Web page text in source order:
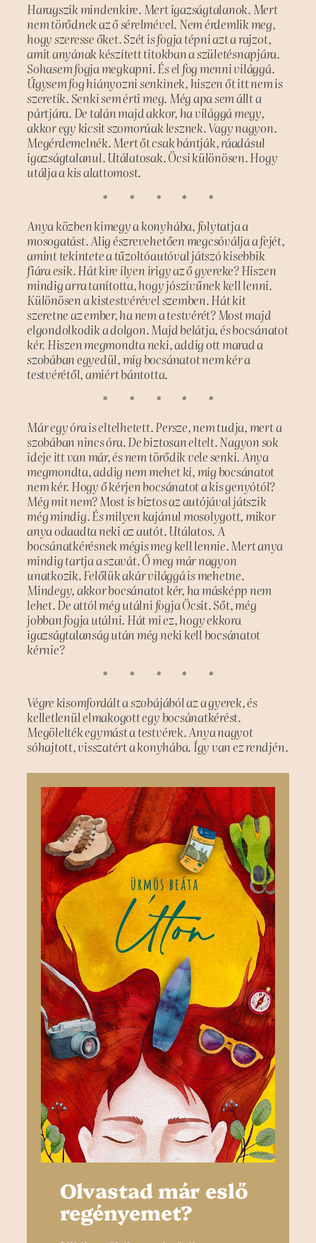
Haragszik mindenkire. Mert igazságtalanok. Mert
nem törődnek az ő sérelmével. Nem érdemlik meg,
hogy szeresse őket. Szét is fogja tépni azt a rajzot,
amit anyának készített titokban a születésnapjára.
Sohasem fogja megkapni. És el fog menni világgá.
Úgysem fog hiányozni senkinek, hiszen őt itt nem is
szeretik. Senki sem érti meg. Még apa sem állt a
pártjára. De talán majd akkor, ha világgá megy,
akkor egy kicsit szomorúak lesznek. Vagy nagyon.
Megérdemelnék. Mert őt csak bántják, ráadásul
igazságtalanul. Utálatosak. Öcsi különösen. Hogy
utálja a kis alattomost.
* * * * *
Anya közben kimegy a konyhába, folytatja a
mosogatást. Alig észrevehetően megcsóválja a fejét,
amint tekintete a tűzoltóautóval játszó kisebbik
fiára esik. Hát kire ilyen irigy az ő gyereke? Hiszen
mindig arra tanította, hogy jószívűnek kell lenni.
Különösen a kistestvérével szemben. Hát kit
szeretne az ember, ha nem a testvérét? Most majd
elgondolkodik a dolgon. Majd belátja, és bocsánatot
kér. Hiszen megmondta neki, addig ott marad a
szobában egyedül, míg bocsánatot nem kér a
testvérétől, amiért bántotta.
* * * * *
Már egy óra is eltelhetett. Persze, nem tudja, mert a
szobában nincs óra. De biztosan eltelt. Nagyon sok
ideje itt van már, és nem törődik vele senki. Anya
megmondta, addig nem mehet ki, míg bocsánatot
nem kér. Hogy ő kérjen bocsánatot a kis genyótól?
Még mit nem? Most is biztos az autójával játszik
még mindig. És milyen kajánul mosolygott, mikor
anya odaadta neki az autót. Utálatos. A
bocsánatkérésnek mégis meg kell lennie. Mert anya
mindig tartja a szavát. Ő meg már nagyon
unatkozik. Felőlük akár világgá is mehetne.
Mindegy, akkor bocsánatot kér, ha másképp nem
lehet. De attól még utálni fogja Öcsit. Sőt, még
jobban fogja utálni. Hát mi ez, hogy ekkora
igazságtalanság után még neki kell bocsánatot
kérnie?
* * * * *
Végre kisomfordált a szobájából az a gyerek, és
kelletlenül elmakogott egy bocsánatkérést.
Megölelték egymást a testvérek. Anya nagyot
sóhajtott, visszatért a konyhába. Így van ez rendjén.
Olvastad már eslő
regényemet?